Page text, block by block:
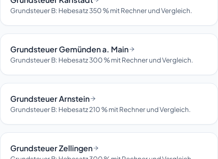
Grundsteuer B: Hebesatz 350 % mit Rechner und Vergleich.
Grundsteuer Gemünden a. Main
Grundsteuer B: Hebesatz 300 % mit Rechner und Vergleich.
Grundsteuer Arnstein
Grundsteuer B: Hebesatz 210 % mit Rechner und Vergleich.
Grundsteuer Zellingen